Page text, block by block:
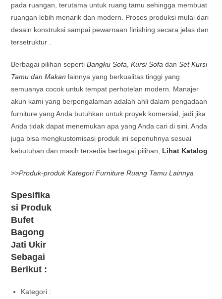
pada ruangan, terutama untuk ruang tamu sehingga membuat
ruangan lebih menarik dan modern. Proses produksi mulai dari
desain konstruksi sampai pewarnaan finishing secara jelas dan
tersetruktur .
Berbagai pilihan sepertiBangku Sofa ,Kursi Sofa danSet Kursi
Tamu dan Makan lainnya yang berkualitas tinggi yang
semuanya cocok untuk tempat perhotelan modern. Manajer
akun kami yang berpengalaman adalah ahli dalam pengadaan
furniture yang Anda butuhkan untuk proyek komersial, jadi jika
Anda tidak dapat menemukan apa yang Anda cari di sini. Anda
juga bisa mengkustomisasi produk ini sepenuhnya sesuai
kebutuhan dan masih tersedia berbagai pilihan, Lihat Katalog
>>Produk-produk Kategori Furniture Ruang Tamu Lainnya
Spesifika
si Produk
Bufet
Bagong
Jati Ukir
Sebagai
Berikut :
Kategori :